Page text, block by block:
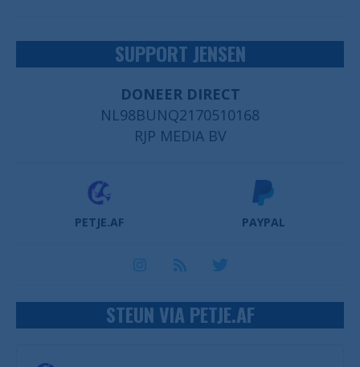
SUPPORT JENSEN
DONEER DIRECT
NL98BUNQ2170510168
RJP MEDIA BV
PETJE.AF PAYPAL
STEUN VIA PETJE.AF